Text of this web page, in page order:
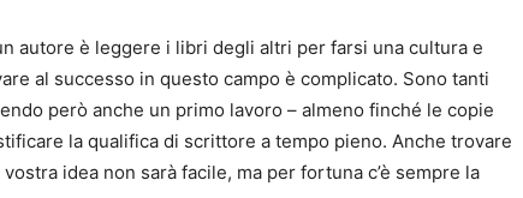
autore è leggere i libri degli altri per farsi una cultura e
al successo in questo campo è complicato. Sono tanti
però anche un primo lavoro – almeno finché le copie
la qualifica di scrittore a tempo pieno. Anche trovare
idea non sarà facile, ma per fortuna c’è sempre la